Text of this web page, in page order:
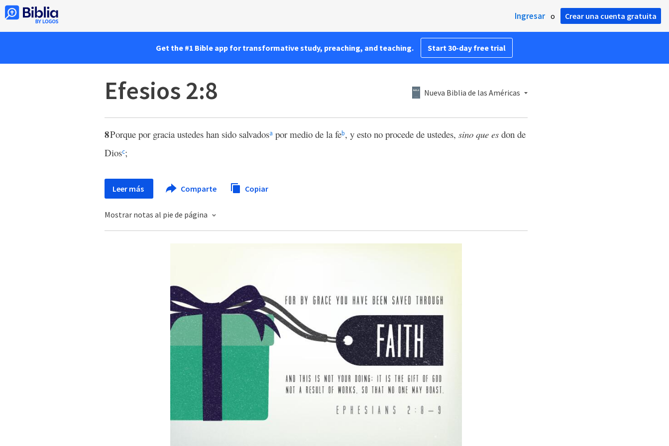
Ingresar o Crear una cuenta gratuita
Get the #1 Bible app for transformative study, preaching, and teaching. Start 30-day free trial
Efesios 2:8 Nueva Biblia de las Américas
8Porque por gracia ustedes han sido salvadosa por medio de la feb, y esto no procede de ustedes, sino que es don de
Diosc;
Leer más Comparte Copiar
Mostrar notas al pie de página